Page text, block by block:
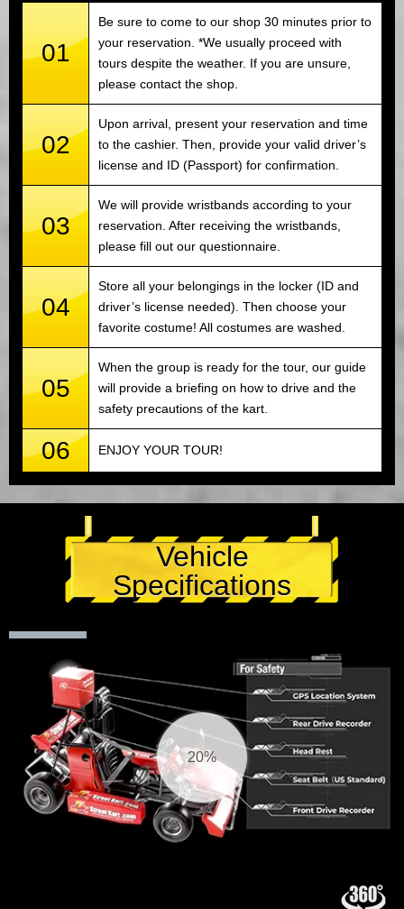
01
Be sure to come to our shop 30 minutes prior to
your reservation. *We usually proceed with
tours despite the weather. If you are unsure,
please contact the shop.
02
Upon arrival, present your reservation and time
to the cashier. Then, provide your valid driver’s
license and ID (Passport) for confirmation.
03
We will provide wristbands according to your
reservation. After receiving the wristbands,
please fill out our questionnaire.
04
Store all your belongings in the locker (ID and
driver’s license needed). Then choose your
favorite costume! All costumes are washed.
05
When the group is ready for the tour, our guide
will provide a briefing on how to drive and the
safety precautions of the kart.
06 ENJOY YOUR TOUR!
Vehicle
Specifications
21%